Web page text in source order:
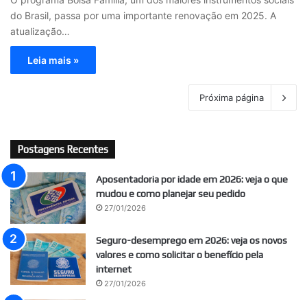
do Brasil, passa por uma importante renovação em 2025. A
atualização…
Leia mais »
Próxima página
Postagens Recentes
Aposentadoria por idade em 2026: veja o que
mudou e como planejar seu pedido
27/01/2026
Seguro-desemprego em 2026: veja os novos
valores e como solicitar o benefício pela
internet
27/01/2026